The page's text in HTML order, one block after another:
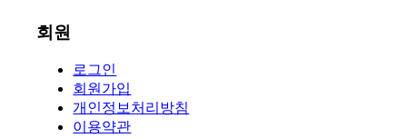
회원
로그인
회원가입
개인정보처리방침
이용약관